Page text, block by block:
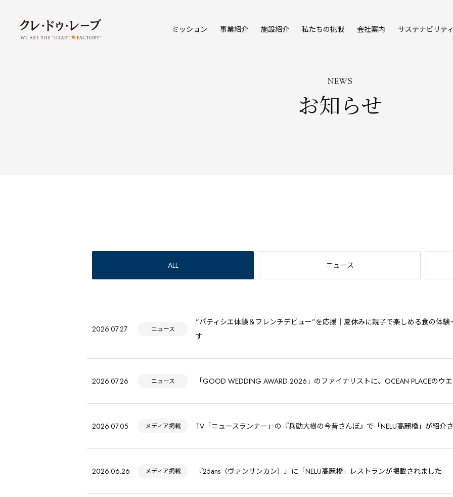
ミッション 事業紹介 施設紹介 私たちの挑戦 会社案内 サステナビリテ
NEWS
お知らせ
ALL ニュース
2026.07.27 ニュース
”パティシエ体験＆フレンチデビュー”を応援｜夏休みに親子で楽しめる食の体
す
2026.07.26 ニュース 「GOOD WEDDING AWARD 2026」のファイナリストに、OCEAN PLACEのウ
2026.07.05 メディア掲載 TV「ニュースランナー」の『兵動大樹の今昔さんぽ』で「NELU高麗橋」が紹介
2026.06.26 メディア掲載 『25ans（ヴァンサンカン）』に「NELU高麗橋」レストランが掲載されました